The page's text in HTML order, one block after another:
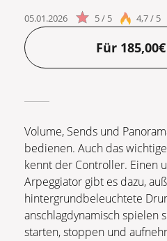
05.01.2026 5 / 5 4,7 / 5
Für
Volume, Sends und
bedienen. Auch das
kennt der Controller. Einen
Arpeggiator gibt es dazu,
hintergrundbeleuchtete
anschlagdynamisch spielen
starten, stoppen und